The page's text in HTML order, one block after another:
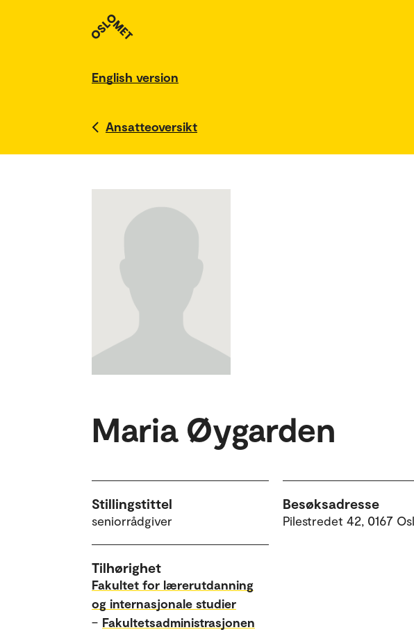
English version
Ansatteoversikt
Maria Øygarden
Stillingstittel
seniorrådgiver
Besøksadresse
Pilestredet 42, 0167
Tilhørighet
Fakultet for lærerutdanning
og internasjonale studier
– Fakultetsadministrasjonen